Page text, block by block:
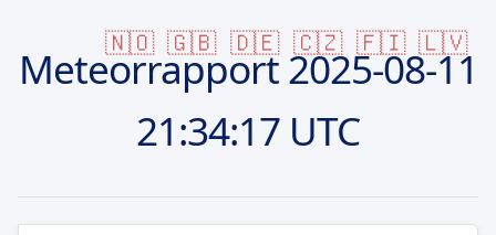
🇳🇴 🇬🇧 🇩🇪 🇨🇿 🇫🇮 🇱🇻
Meteorrapport2025-08-11
21:34:17 UTC